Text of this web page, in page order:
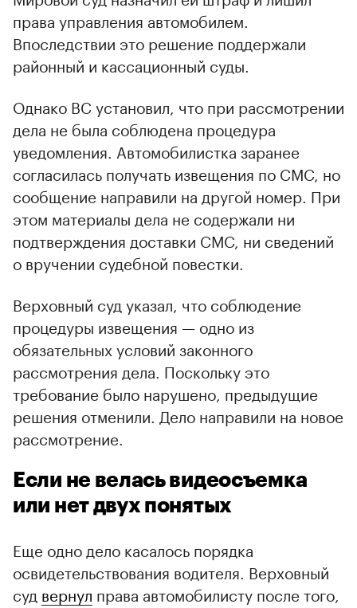
права управления автомобилем.
Впоследствии это решение поддержали
районный и кассационный суды.
Однако ВС установил, что при рассмотрении
дела не была соблюдена процедура
уведомления. Автомобилистка заранее
согласилась получать извещения по СМС, но
сообщение направили на другой номер. При
этом материалы дела не содержали ни
подтверждения доставки СМС, ни сведений
о вручении судебной повестки.
Верховный суд указал, что соблюдение
процедуры извещения — одно из
обязательных условий законного
рассмотрения дела. Поскольку это
требование было нарушено, предыдущие
решения отменили. Дело направили на новое
рассмотрение.
Если не велась видеосъемка
или нет двух понятых
Еще одно дело касалось порядка
освидетельствования водителя. Верховный
суд вернул права автомобилисту после того,